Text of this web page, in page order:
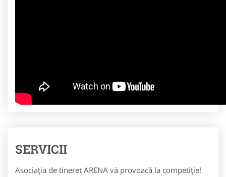
SERVICII
Asociația de tineret ARENA vă provoacă la competiție!